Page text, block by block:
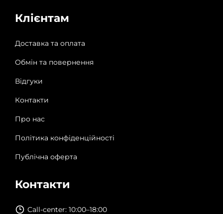
Клієнтам
Доставка та оплата
Обмін та повернення
Відгуки
Контакти
Про нас
Політика конфіденційності
Публічна оферта
Контакти
Call-center: 10:00–18:00